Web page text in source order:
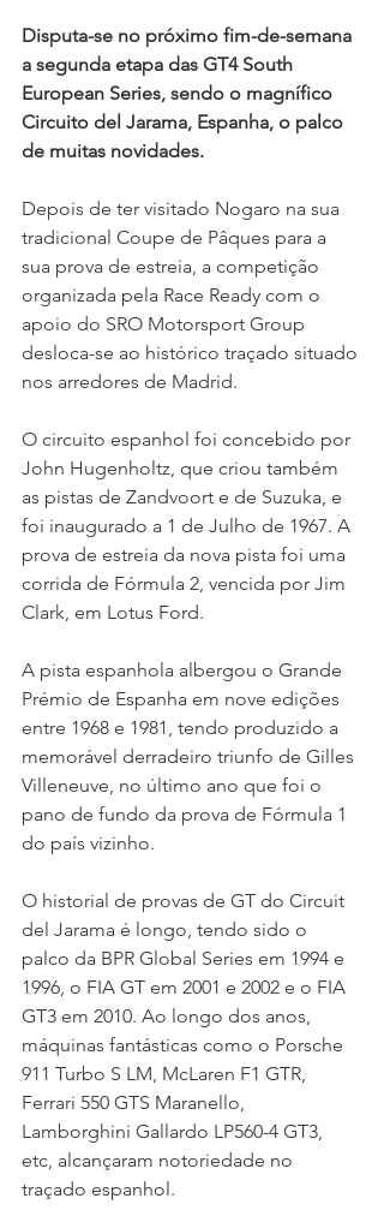
Disputa-se no próximo fim-de-semana
a segunda etapa das GT4 South
European Series, sendo o magnífico
Circuito del Jarama, Espanha, o palco
de muitas novidades.
Depois de ter visitado Nogaro na sua
tradicional Coupe de Pâques para a
sua prova de estreia, a competição
organizada pela Race Ready com o
apoio do SRO Motorsport Group
desloca-se ao histórico traçado situado
nos arredores de Madrid.
O circuito espanhol foi concebido por
John Hugenholtz, que criou também
as pistas de Zandvoort e de Suzuka, e
foi inaugurado a 1 de Julho de 1967. A
prova de estreia da nova pista foi uma
corrida de Fórmula 2, vencida por Jim
Clark, em Lotus Ford.
A pista espanhola albergou o Grande
Prémio de Espanha em nove edições
entre 1968 e 1981, tendo produzido a
memorável derradeiro triunfo de Gilles
Villeneuve, no último ano que foi o
pano de fundo da prova de Fórmula 1
do país vizinho.
O historial de provas de GT do Circuit
del Jarama é longo, tendo sido o
palco da BPR Global Series em 1994 e
1996, o FIA GT em 2001 e 2002 e o FIA
GT3 em 2010. Ao longo dos anos,
máquinas fantásticas como o Porsche
911 Turbo S LM, McLaren F1 GTR,
Ferrari 550 GTS Maranello,
Lamborghini Gallardo LP560-4 GT3,
etc, alcançaram notoriedade no
traçado espanhol.